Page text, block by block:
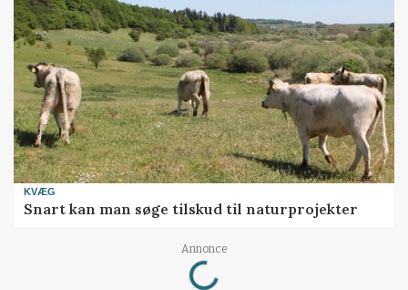
KVÆG
Snart kan man søge tilskud til naturprojekter
Annonce
Loading...